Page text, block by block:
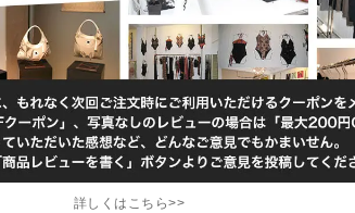
詳しくはこちら>>